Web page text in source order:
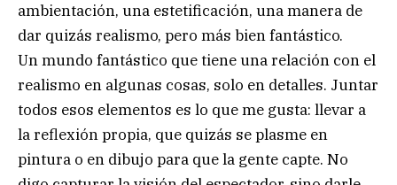
ambientación, una estetificación, una manera de
dar quizás realismo, pero más bien fantástico.
Un mundo fantástico que tiene una relación con el
realismo en algunas cosas, solo en detalles. Juntar
todos esos elementos es lo que me gusta: llevar a
la reflexión propia, que quizás se plasme en
pintura o en dibujo para que la gente capte. No